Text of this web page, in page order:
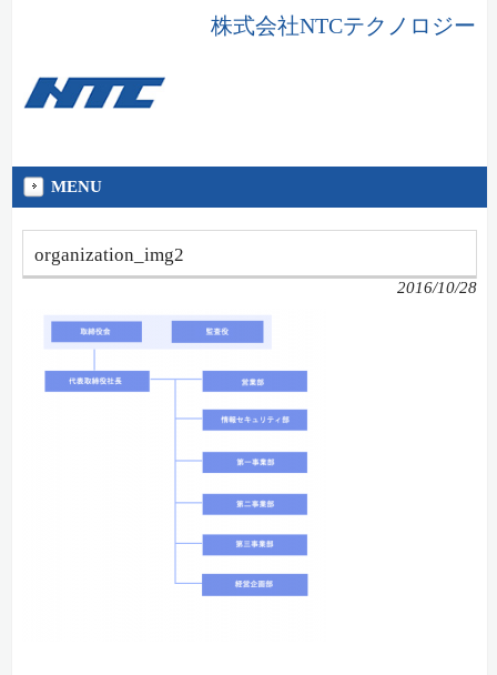
株式会社NTCテクノロジー
MENU
organization_img2
2016/10/28